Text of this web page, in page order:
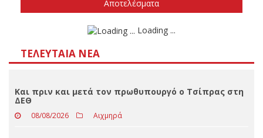
Δεν ξέρω/δεν απαντώ
ΤΕΛΕΥΤΑΊΑ ΝΈΑ